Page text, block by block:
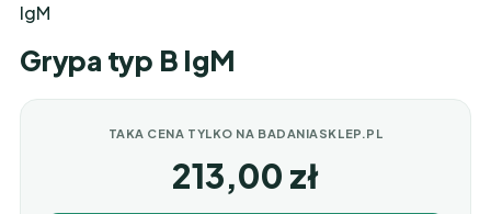
IgM
Grypa typ B IgM
TAKA CENA TYLKO NA BADANIASKLEP.PL
213,00 zł